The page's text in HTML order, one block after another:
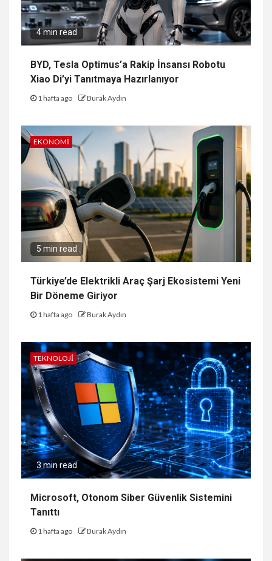
4 min read
BYD, Tesla Optimus’a Rakip İnsansı Robotu
Xiao Di’yi Tanıtmaya Hazırlanıyor
1 hafta ago Burak Aydın
EKONOMI
5 min read
Türkiye’de Elektrikli Araç Şarj Ekosistemi Yeni
Bir Döneme Giriyor
1 hafta ago Burak Aydın
TEKNOLOJI
3 min read
Microsoft, Otonom Siber Güvenlik Sistemini
Tanıttı
1 hafta ago Burak Aydın